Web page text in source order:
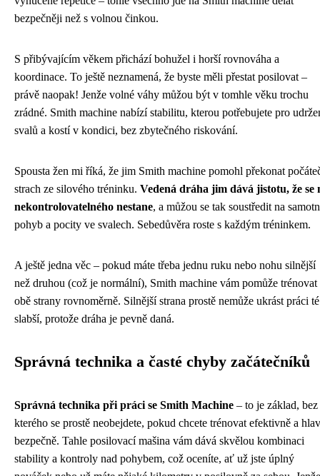
bezpečněji než s volnou činkou.
S přibývajícím věkem přichází bohužel i horší rovnováha a
koordinace. To ještě neznamená, že byste měli přestat posilovat –
právě naopak! Jenže volné váhy můžou být v tomhle věku trochu
zrádné. Smith machine nabízí stabilitu, kterou potřebujete pro
svalů a kostí v kondici, bez zbytečného riskování.
Spousta žen mi říká, že jim Smith machine pomohl překonat
strach ze silového tréninku. Vedená dráha jim dává jistotu, že se
nekontrolovatelného nestane, a můžou se tak soustředit na
pohyb a pocity ve svalech. Sebedůvěra roste s každým tréninkem.
A ještě jedna věc – pokud máte třeba jednu ruku nebo nohu silnější
než druhou (což je normální), Smith machine vám pomůže trénovat
obě strany rovnoměrně. Silnější strana prostě nemůže ukrást práci té
slabší, protože dráha je pevně daná.
Správná technika a časté chyby začátečníků
Správná technika při práci se Smith Machine – to je základ, bez
kterého se prostě neobejdete, pokud chcete trénovat efektivně a
bezpečně. Tahle posilovací mašina vám dává skvělou kombinaci
stability a kontroly nad pohybem, což oceníte, ať už jste úplný